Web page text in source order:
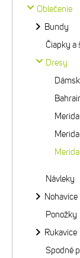
Oblečenie
Bundy
Čiapky a
Dresy
Návleky
Nohavice
Ponožky
Rukavice
Spodné